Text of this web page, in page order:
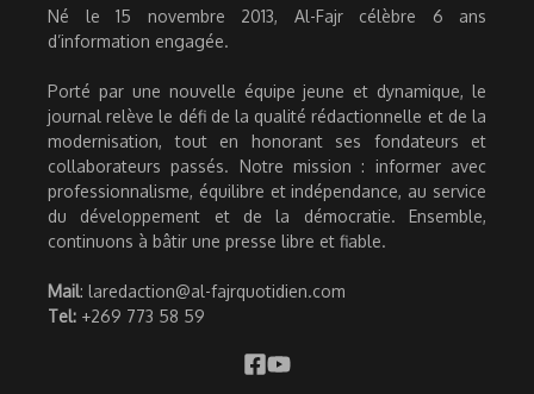
Né le 15 novembre 2013, Al-Fajr célèbre 6 ans
d’information engagée.
Porté par une nouvelle équipe jeune et dynamique, le
journal relève le défi de la qualité rédactionnelle et de la
modernisation, tout en honorant ses fondateurs et
collaborateurs passés. Notre mission : informer avec
professionnalisme, équilibre et indépendance, au service
du développement et de la démocratie. Ensemble,
continuons à bâtir une presse libre et fiable.
Mail: laredaction@al-fajrquotidien.com
Tel: +269 773 58 59